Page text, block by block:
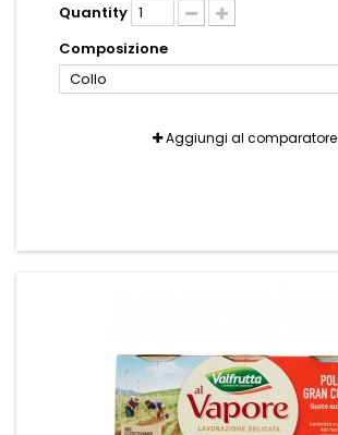
Quantity
Composizione
Collo
Aggiungi al comparatore